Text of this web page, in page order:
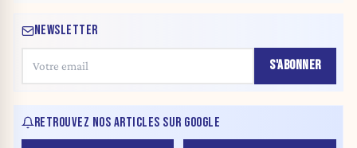
NEWSLETTER
S'ABONNER
RETROUVEZ NOS ARTICLES SUR GOOGLE